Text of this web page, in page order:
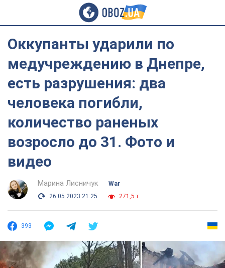
Оккупанты ударили по
медучреждению в Днепре,
есть разрушения: два
человека погибли,
количество раненых
возросло до 31. Фото и
видео
Марина Лисничук
War
26.05.2023 21:25
271,5 т.
393